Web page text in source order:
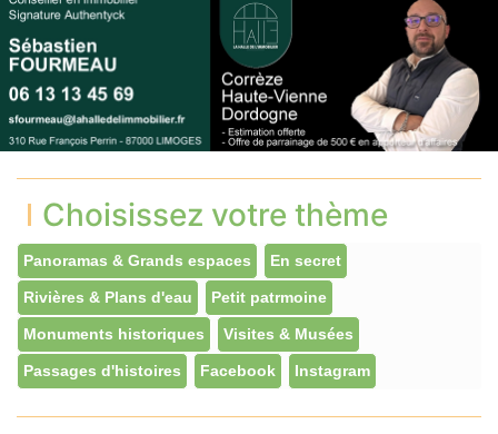
Choisissez votre thème
Panoramas & Grands espaces En secret
Rivières & Plans d'eau Petit patrmoine
Monuments historiques Visites & Musées
Passages d'histoires Facebook Instagram